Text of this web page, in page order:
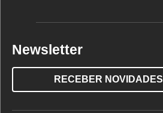
Newsletter
RECEBER NOVIDADES